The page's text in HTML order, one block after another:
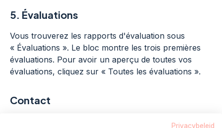
5. Évaluations
Vous trouverez les rapports d'évaluation sous
« Évaluations ». Le bloc montre les trois premières
évaluations. Pour avoir un aperçu de toutes vos
évaluations, cliquez sur « Toutes les évaluations ».
Contact
Bonjour, je m'appelle Fred. Mes collègues
Privacybeleid